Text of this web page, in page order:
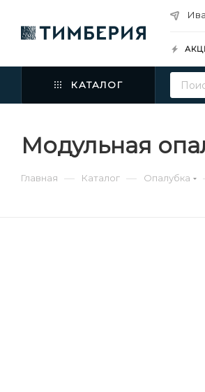
КАТАЛОГ
Модульная
Главная — Каталог — Опалубка